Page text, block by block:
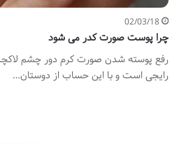
02/03/18
چرا پوست صورت کدر می شود
رفع پوسته شدن صورت کرم دور چشم
رایجی است و با این حساب از دوستان…